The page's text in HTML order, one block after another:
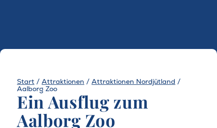
Start / Attraktionen / Attraktionen Nordjütland /
Aalborg Zoo
Ein Ausflug zum
Aalborg Zoo